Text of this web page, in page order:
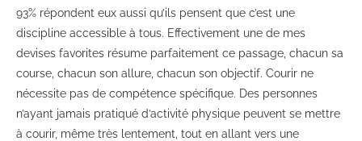
93% répondent eux aussi qu’ils pensent que c’est une
discipline accessible à tous. Effectivement une de mes
devises favorites résume parfaitement ce passage, chacun sa
course, chacun son allure, chacun son objectif. Courir ne
nécessite pas de compétence spécifique. Des personnes
n’ayant jamais pratiqué d’activité physique peuvent se mettre
à courir, même très lentement, tout en allant vers une